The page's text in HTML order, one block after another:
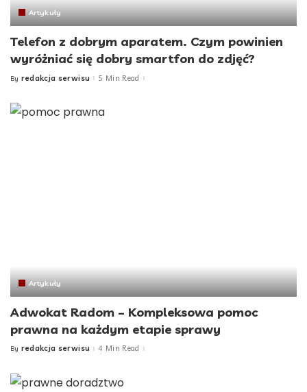
Artykuły
Telefon z dobrym aparatem. Czym powinien
wyróżniać się dobry smartfon do zdjęć?
Posted
By redakcja serwisu 5 Min Read
Artykuły
Adwokat Radom – Kompleksowa pomoc
prawna na każdym etapie sprawy
Posted
By redakcja serwisu 4 Min Read